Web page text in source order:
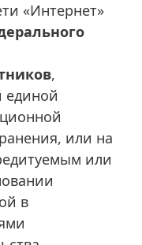
«Интернет»
,
единой
или на
или
в